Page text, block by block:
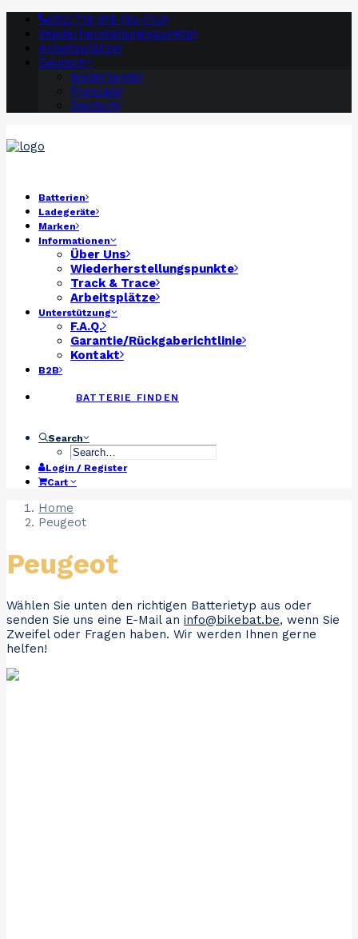
052/719 919 (9u-17u)
Wiederherstellungspunkte
Arbeitsplätze
Deutsch
Nederlands
Français
Deutsch
Batterien
Ladegeräte
Marken
Informationen
Über Uns
Wiederherstellungspunkte
Track & Trace
Arbeitsplätze
Unterstützung
F.A.Q.
Garantie/Rückgaberichtlinie
Kontakt
B2B
BATTERIE FINDEN
Search
Login / Register
Cart
Home
Peugeot
Peugeot
Wählen Sie unten den richtigen Batterietyp aus oder
senden Sie uns eine E-Mail an info@bikebat.be, wenn Sie
Zweifel oder Fragen haben. Wir werden Ihnen gerne
helfen!